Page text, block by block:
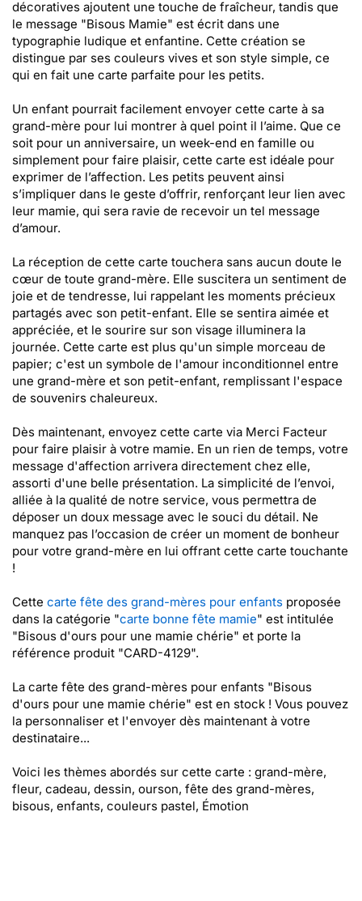
décoratives ajoutent une touche de fraîcheur, tandis que
le message "Bisous Mamie" est écrit dans une
typographie ludique et enfantine. Cette création se
distingue par ses couleurs vives et son style simple, ce
qui en fait une carte parfaite pour les petits.
Un enfant pourrait facilement envoyer cette carte à sa
grand-mère pour lui montrer à quel point il l’aime. Que ce
soit pour un anniversaire, un week-end en famille ou
simplement pour faire plaisir, cette carte est idéale pour
exprimer de l’affection. Les petits peuvent ainsi
s’impliquer dans le geste d’offrir, renforçant leur lien avec
leur mamie, qui sera ravie de recevoir un tel message
d’amour.
La réception de cette carte touchera sans aucun doute le
cœur de toute grand-mère. Elle suscitera un sentiment de
joie et de tendresse, lui rappelant les moments précieux
partagés avec son petit-enfant. Elle se sentira aimée et
appréciée, et le sourire sur son visage illuminera la
journée. Cette carte est plus qu'un simple morceau de
papier; c'est un symbole de l'amour inconditionnel entre
une grand-mère et son petit-enfant, remplissant l'espace
de souvenirs chaleureux.
Dès maintenant, envoyez cette carte via Merci Facteur
pour faire plaisir à votre mamie. En un rien de temps, votre
message d'affection arrivera directement chez elle,
assorti d'une belle présentation. La simplicité de l’envoi,
alliée à la qualité de notre service, vous permettra de
déposer un doux message avec le souci du détail. Ne
manquez pas l’occasion de créer un moment de bonheur
pour votre grand-mère en lui offrant cette carte touchante
!
Cette carte fête des grand-mères pour enfants proposée
dans la catégorie "carte bonne fête mamie" est intitulée
"Bisous d'ours pour une mamie chérie" et porte la
référence produit "CARD-4129".
La carte fête des grand-mères pour enfants "Bisous
d'ours pour une mamie chérie" est en stock ! Vous pouvez
la personnaliser et l'envoyer dès maintenant à votre
destinataire...
Voici les thèmes abordés sur cette carte : grand-mère,
fleur, cadeau, dessin, ourson, fête des grand-mères,
bisous, enfants, couleurs pastel, Émotion